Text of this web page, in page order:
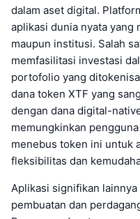
dalam aset digital.
aplikasi dunia nyata yang
maupun institusi. Salah
memfasilitasi investasi
portofolio yang
dana token XTF yang
dengan dana digital-
memungkinkan
menebus token ini untuk
fleksibilitas dan
Aplikasi signifikan
pembuatan dan